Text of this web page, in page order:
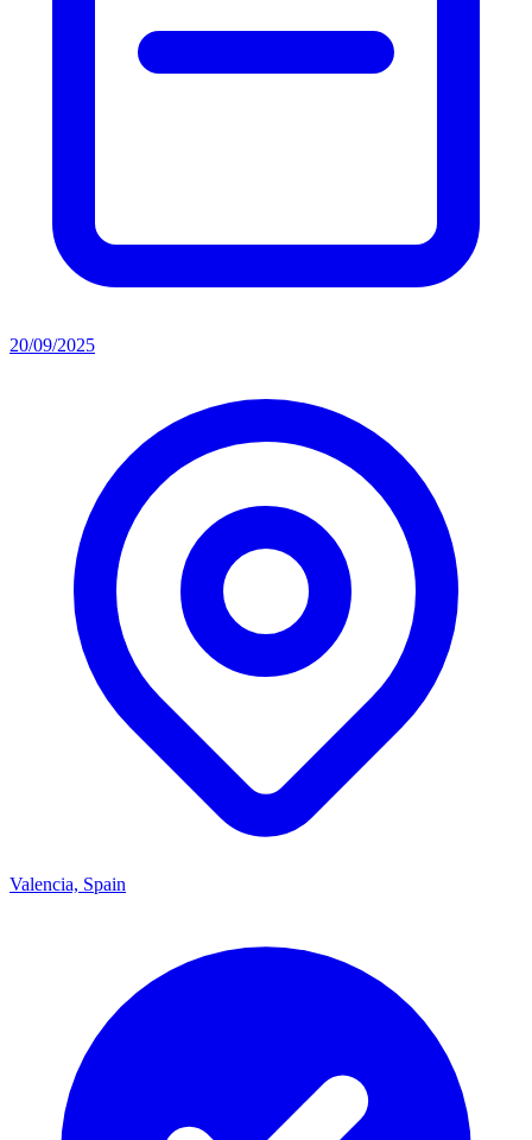
20/09/2025
Valencia, Spain